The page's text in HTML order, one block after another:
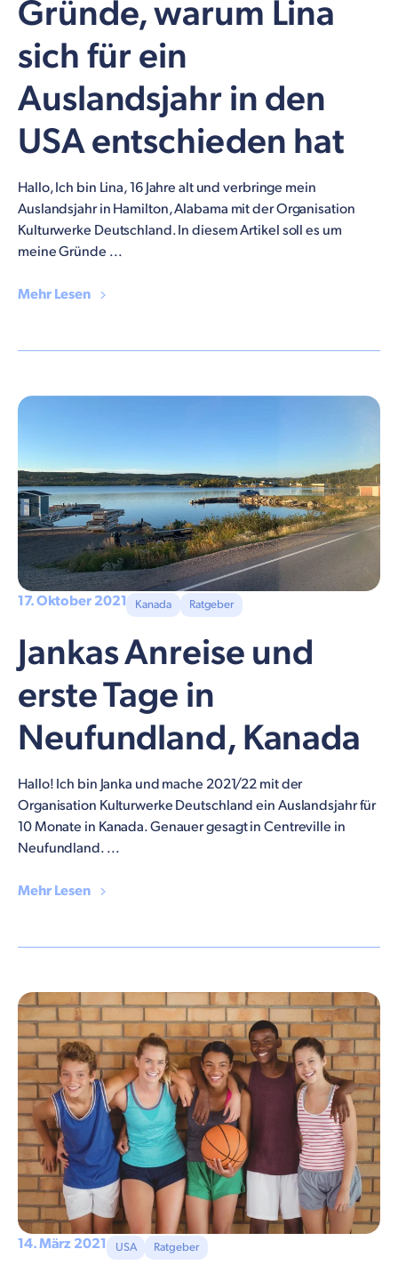
Gründe, warum Lina
sich für ein
Auslandsjahr in den
USA entschieden hat
Hallo, Ich bin Lina, 16 Jahre alt und verbringe mein
Auslandsjahr in Hamilton, Alabama mit der Organisation
Kulturwerke Deutschland. In diesem Artikel soll es um
meine Gründe ...
Mehr Lesen
17. Oktober 2021 Kanada Ratgeber
Jankas Anreise und
erste Tage in
Neufundland, Kanada
Hallo! Ich bin Janka und mache 2021/22 mit der
Organisation Kulturwerke Deutschland ein Auslandsjahr für
10 Monate in Kanada. Genauer gesagt in Centreville in
Neufundland. ...
Mehr Lesen
14. März 2021 USA Ratgeber